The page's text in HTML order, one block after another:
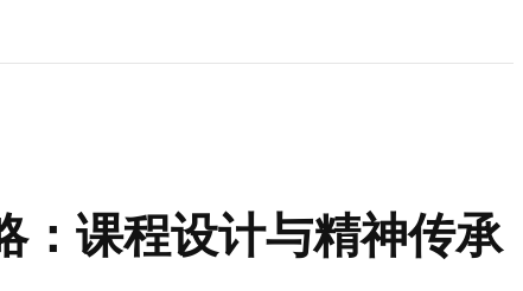
：课程设计与精神传承